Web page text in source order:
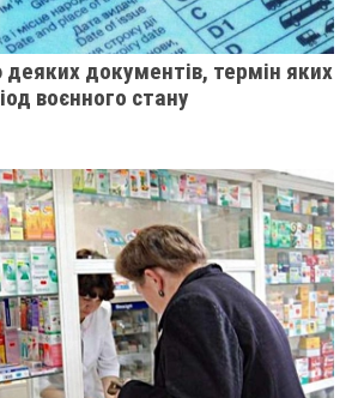
документів, термін яких
воєнного стану